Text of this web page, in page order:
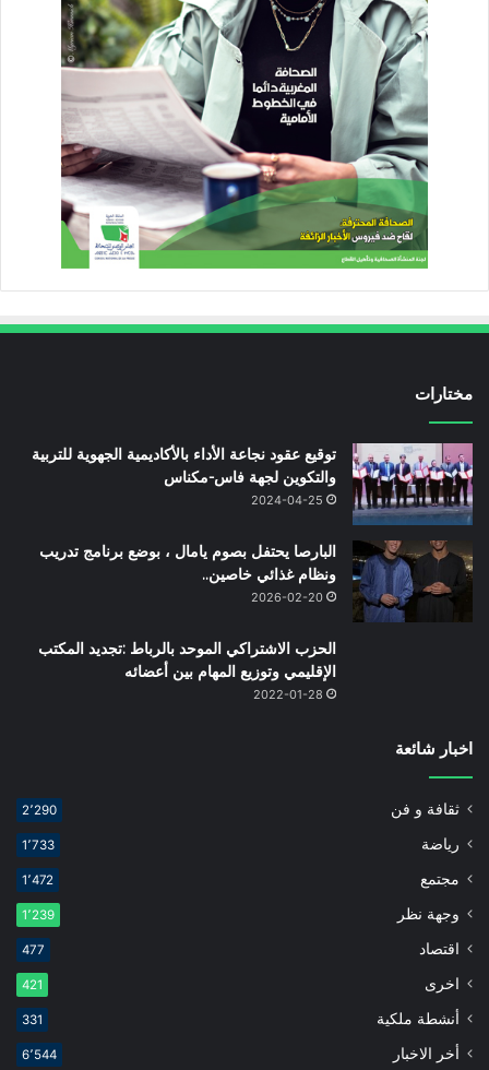
مختارات
توقيع عقود نجاعة الأداء بالأكاديمية الجهوية للتربية
والتكوين لجهة فاس-مكناس
2024-04-25
البارصا يحتفل بصوم يامال ، بوضع برنامج تدريب
ونظام غذائي خاصين..
2026-02-20
الحزب الاشتراكي الموحد بالرباط :تجديد المكتب
الإقليمي وتوزيع المهام بين أعضائه
2022-01-28
اخبار شائعة
ثقافة و فن 2٬290
رياضة 1٬733
مجتمع 1٬472
وجهة نظر 1٬239
اقتصاد 477
اخرى 421
أنشطة ملكية 331
أخر الاخبار 6٬544